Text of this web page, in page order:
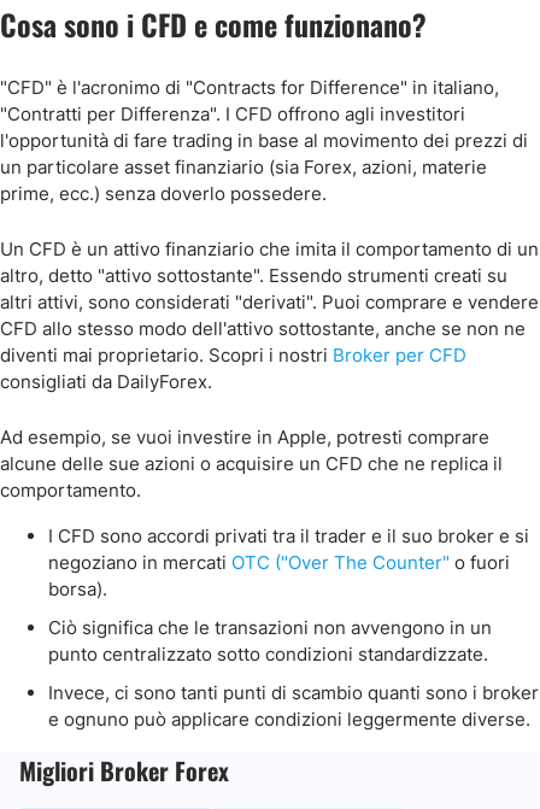
Conclusioni
Cosa sono i CFD e come funzionano?
"CFD" è l'acronimo di "Contracts for Difference" in italiano,
"Contratti per Differenza". I CFD offrono agli investitori
l'opportunità di fare trading in base al movimento dei prezzi di
un particolare asset finanziario (sia Forex, azioni, materie
prime, ecc.) senza doverlo possedere.
Un CFD è un attivo finanziario che imita il comportamento di un
altro, detto "attivo sottostante". Essendo strumenti creati su
altri attivi, sono considerati "derivati". Puoi comprare e vendere
CFD allo stesso modo dell'attivo sottostante, anche se non ne
diventi mai proprietario. Scopri i nostri Broker per CFD
consigliati da DailyForex.
Ad esempio, se vuoi investire in Apple, potresti comprare
alcune delle sue azioni o acquisire un CFD che ne replica il
comportamento.
I CFD sono accordi privati tra il trader e il suo broker e si
negoziano in mercati OTC ("Over The Counter" o fuori
borsa).
Ciò significa che le transazioni non avvengono in un
punto centralizzato sotto condizioni standardizzate.
Invece, ci sono tanti punti di scambio quanti sono i broker
e ognuno può applicare condizioni leggermente diverse.
Migliori Broker Forex